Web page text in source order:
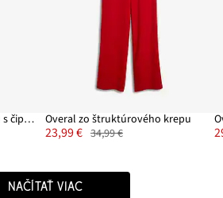
Overal z jemného džerseju s čipkou Overal zo štruktúrového krepu
23,99 € 34,99 €
NAČÍTAŤ VIAC